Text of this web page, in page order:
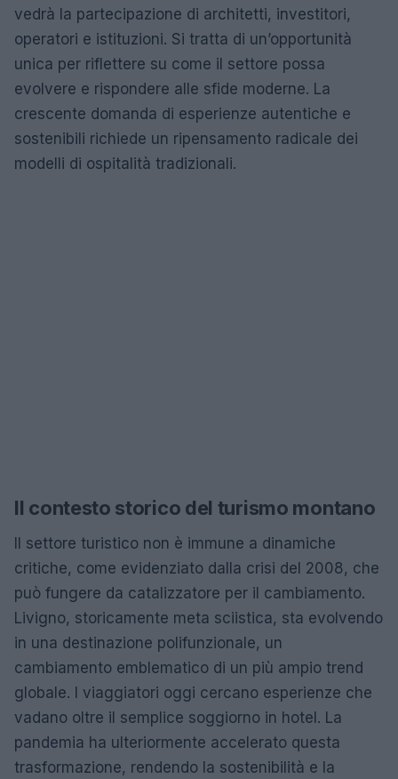
vedrà la partecipazione di architetti, investitori,
operatori e istituzioni. Si tratta di un’opportunità
unica per riflettere su come il settore possa
evolvere e rispondere alle sfide moderne. La
crescente domanda di esperienze autentiche e
sostenibili richiede un ripensamento radicale dei
modelli di ospitalità tradizionali.
Il contesto storico del turismo montano
Il settore turistico non è immune a dinamiche
critiche, come evidenziato dalla crisi del 2008, che
può fungere da catalizzatore per il cambiamento.
Livigno, storicamente meta sciistica, sta evolvendo
in una destinazione polifunzionale, un
cambiamento emblematico di un più ampio trend
globale. I viaggiatori oggi cercano esperienze che
vadano oltre il semplice soggiorno in hotel. La
pandemia ha ulteriormente accelerato questa
trasformazione, rendendo la sostenibilità e la